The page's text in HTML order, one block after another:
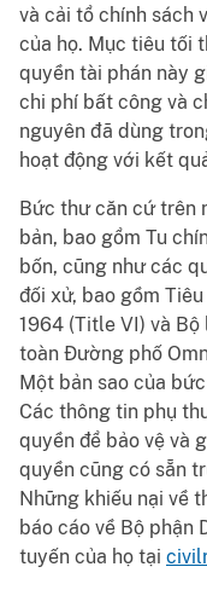
và cải tổ chính sách
của họ. Mục tiêu tối
quyền tài phán này
chi phí bất công và
nguyên đã dùng
hoạt động với kết
Bức thư căn cứ trên
bản, bao gổm Tu
bốn, cũng như các
đối xử, bao gồm
1964 (Title VI) và
toàn Đường phố
Một bản sao của
Các thông tin phụ
quyền để bảo vệ và
quyền cũng có sẵn
Những khiếu nại về
báo cáo về Bộ phận
tuyến của họ tại